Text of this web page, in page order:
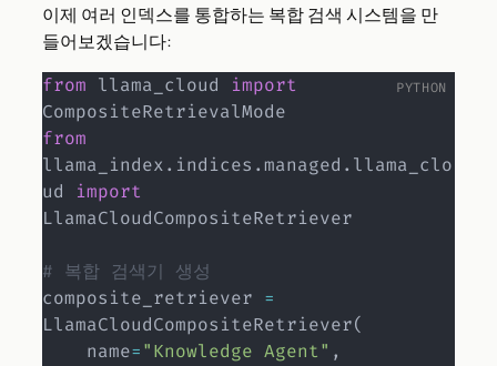
이제 여러 인덱스를 통합하는 복합 검색 시스템을 만
들어보겠습니다:
from llama_cloud import
from
llama_index. indices .managed . llama_clo
ud import
LlamaCloudCompositeRetriever
# 복합 검색기 생성
composite_retriever =
LlamaCloudCompositeRetriever(
    name
="Knowledge Agent" ,